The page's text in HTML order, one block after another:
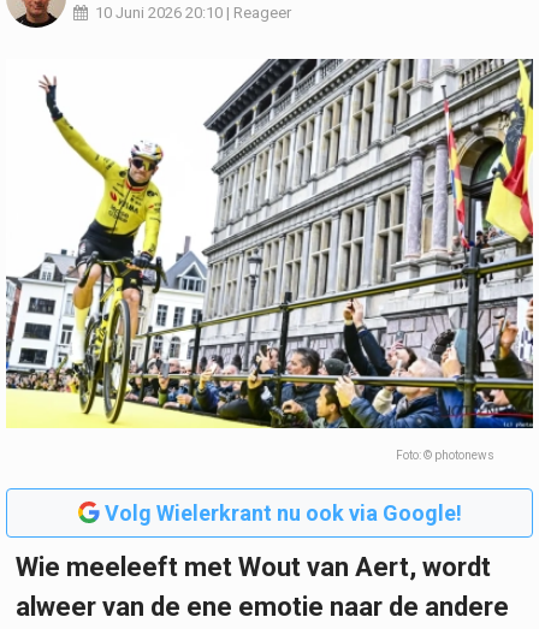
10 Juni 2026 20:10 | Reageer
Foto: © photonews
Volg Wielerkrant nu ook via Google!
Wie meeleeft met Wout van Aert, wordt
alweer van de ene emotie naar de andere